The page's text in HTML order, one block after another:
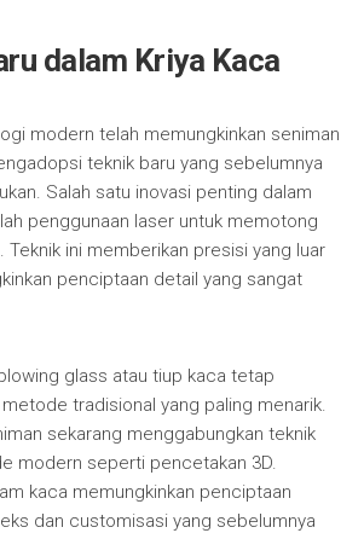
dalam Kriya Kaca
modern telah memungkinkan seniman
teknik baru yang sebelumnya
Salah satu inovasi penting dalam
penggunaan laser untuk memotong
Teknik ini memberikan presisi yang luar
penciptaan detail yang sangat
glass atau tiup kaca tetap
tradisional yang paling menarik.
sekarang menggabungkan teknik
modern seperti pencetakan 3D.
kaca memungkinkan penciptaan
dan customisasi yang sebelumnya